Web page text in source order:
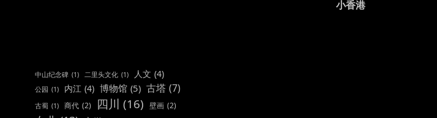
小香港
中山纪念碑 (1) 二里头文化 (1) 人文 (4)
公园 (1) 内江 (4) 博物馆 (5) 古塔 (7)
古蜀 (1) 商代 (2) 四川 (16) 壁画 (2)